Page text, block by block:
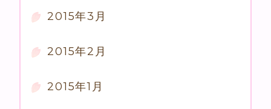
2015年3月
2015年2月
2015年1月